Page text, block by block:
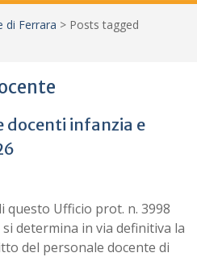
di Ferrara > Posts tagged
docenti infanzia e
questo Ufficio prot. n. 3998
determina in via definitiva la
del personale docente di